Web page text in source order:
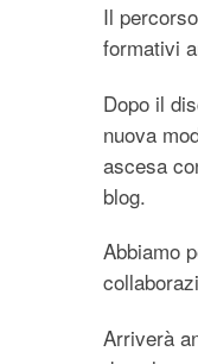
Il percorso
formativi
Dopo il
nuova
ascesa
blog.
Abbiamo
Arriverà